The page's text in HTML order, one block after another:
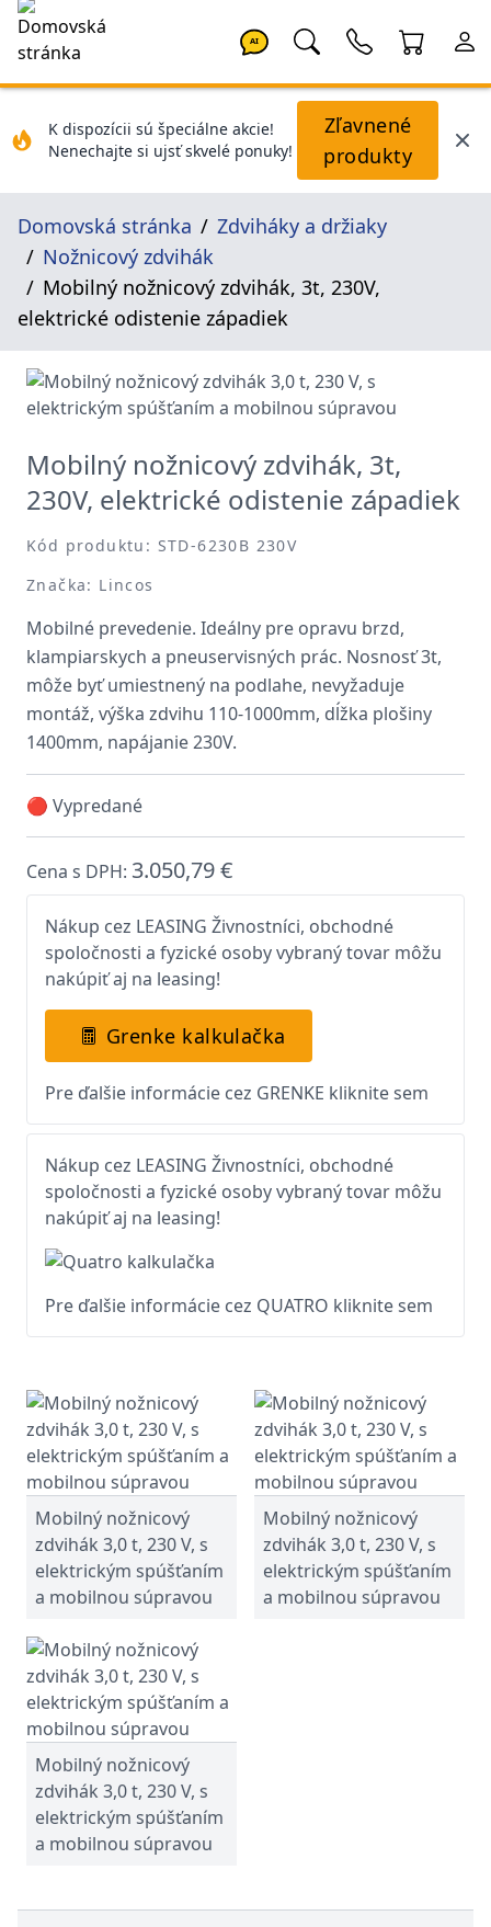
AI
K dispozícii sú špeciálne akcie!
Nenechajte si ujsť skvelé ponuky!
Zľavnené
produkty
Domovská stránka
Zdviháky a držiaky
Nožnicový zdvihák
Mobilný nožnicový zdvihák, 3t, 230V,
elektrické odistenie západiek
Mobilný nožnicový zdvihák, 3t,
230V, elektrické odistenie západiek
Kód produktu: STD-6230B 230V
Značka: Lincos
Mobilné prevedenie. Ideálny pre opravu brzd,
klampiarskych a pneuservisných prác. Nosnosť 3t,
môže byť umiestnený na podlahe, nevyžaduje
montáž, výška zdvihu 110-1000mm, dĺžka plošiny
1400mm, napájanie 230V.
🔴 Vypredané
Cena s DPH: 3.050,79 €
Nákup cez LEASING Živnostníci, obchodné
spoločnosti a fyzické osoby vybraný tovar môžu
nakúpiť aj na leasing!
Grenke kalkulačka
Pre ďalšie informácie cez GRENKE kliknite sem
Nákup cez LEASING Živnostníci, obchodné
spoločnosti a fyzické osoby vybraný tovar môžu
nakúpiť aj na leasing!
Pre ďalšie informácie cez QUATRO kliknite sem
Mobilný nožnicový
zdvihák 3,0 t, 230 V, s
elektrickým spúšťaním
a mobilnou súpravou
Mobilný nožnicový
zdvihák 3,0 t, 230 V, s
elektrickým spúšťaním
a mobilnou súpravou
Mobilný nožnicový
zdvihák 3,0 t, 230 V, s
elektrickým spúšťaním
a mobilnou súpravou